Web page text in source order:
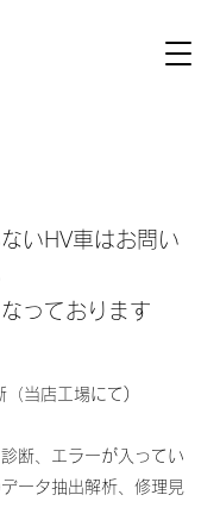
いHV車はお問い
っております
（当店工場にて)
断、エラーが入ってい
ータ抽出解析、修理見